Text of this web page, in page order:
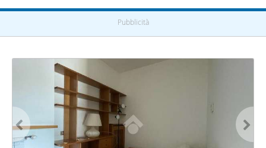
Pubblicità